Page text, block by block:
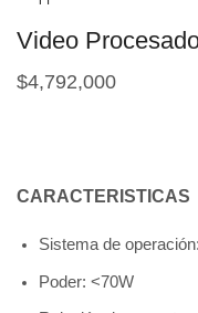
Video
$4,792,000
CARACTERISTICAS
Sistema de
Poder: <70W